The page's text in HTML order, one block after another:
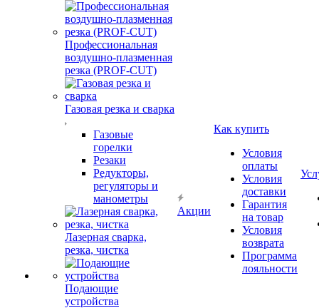
Профессиональная
воздушно-плазменная
резка (PROF-CUT)
Газовая резка и сварка
Газовые
горелки
Резаки
Редукторы,
регуляторы и
манометры
Лазерная сварка,
резка, чистка
Подающие
устройства
Акции
Как купить
Условия
оплаты
Условия
доставки
Гарантия
на товар
Условия
возврата
Программа
лояльности